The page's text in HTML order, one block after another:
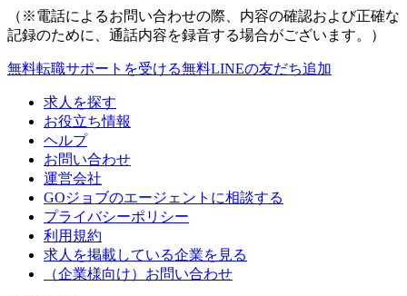
（※電話によるお問い合わせの際、内容の確認および正確な
記録のために、通話内容を録音する場合がございます。）
無料転職サポートを受ける無料LINEの友だち追加
求人を探す
お役立ち情報
ヘルプ
お問い合わせ
運営会社
GOジョブのエージェントに相談する
プライバシーポリシー
利用規約
求人を掲載している企業を見る
（企業様向け）お問い合わせ